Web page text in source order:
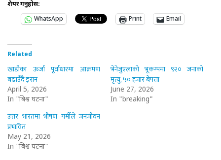
शेयर गर्नुहोस:
WhatsApp
Print Email
Related
खाडीका ऊर्जा पूर्वाधारमा आक्रमण
बढाउँदै इरान
April 5, 2026
In "बिश्व घटना"
भेनेजुएलाको भूकम्पमा ९२० जनाको
मृत्यु, ५० हजार बेपत्ता
June 27, 2026
In "breaking"
उत्तर भारतमा भीषण गर्मीले जनजीवन
प्रभावित
May 21, 2026
In "बिश्व घटना"